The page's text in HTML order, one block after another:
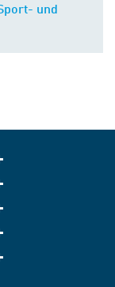
und